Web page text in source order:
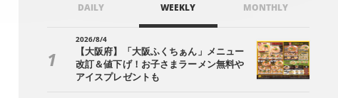
DAILY WEEKLY MONTHLY
2026/8/4
【大阪府】「大阪ふくちぁん」メニュー
改訂＆値下げ！お子さまラーメン無料や
アイスプレゼントも